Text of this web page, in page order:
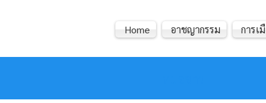
Home อาชญากรรม การเ